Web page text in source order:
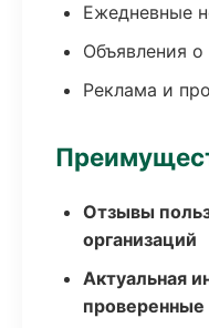
Ежедневные
Объявления
Реклама и
Отзывы
организаций
Актуальная
проверенные